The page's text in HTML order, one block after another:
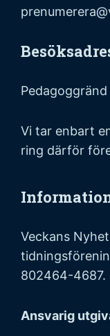
Pedagoggränd
Vi tar enbart
ring därför
Veckans
802464-4687.
Ansvarig